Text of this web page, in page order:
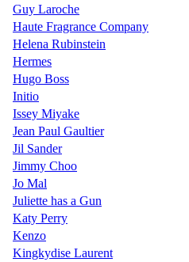
Guy Laroche
Haute Fragrance Company
Helena Rubinstein
Hermes
Hugo Boss
Initio
Issey Miyake
Jean Paul Gaultier
Jil Sander
Jimmy Choo
Jo Mal
Juliette has a Gun
Katy Perry
Kenzo
Kingkydise Laurent